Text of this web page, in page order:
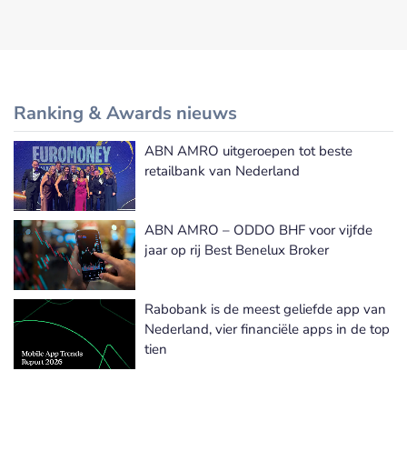
Ranking & Awards nieuws
Meer Ranking & Awards nieuws
ABN AMRO uitgeroepen tot beste
retailbank van Nederland
ABN AMRO – ODDO BHF voor vijfde
jaar op rij Best Benelux Broker
Rabobank is de meest geliefde app van
Nederland, vier financiële apps in de top
tien